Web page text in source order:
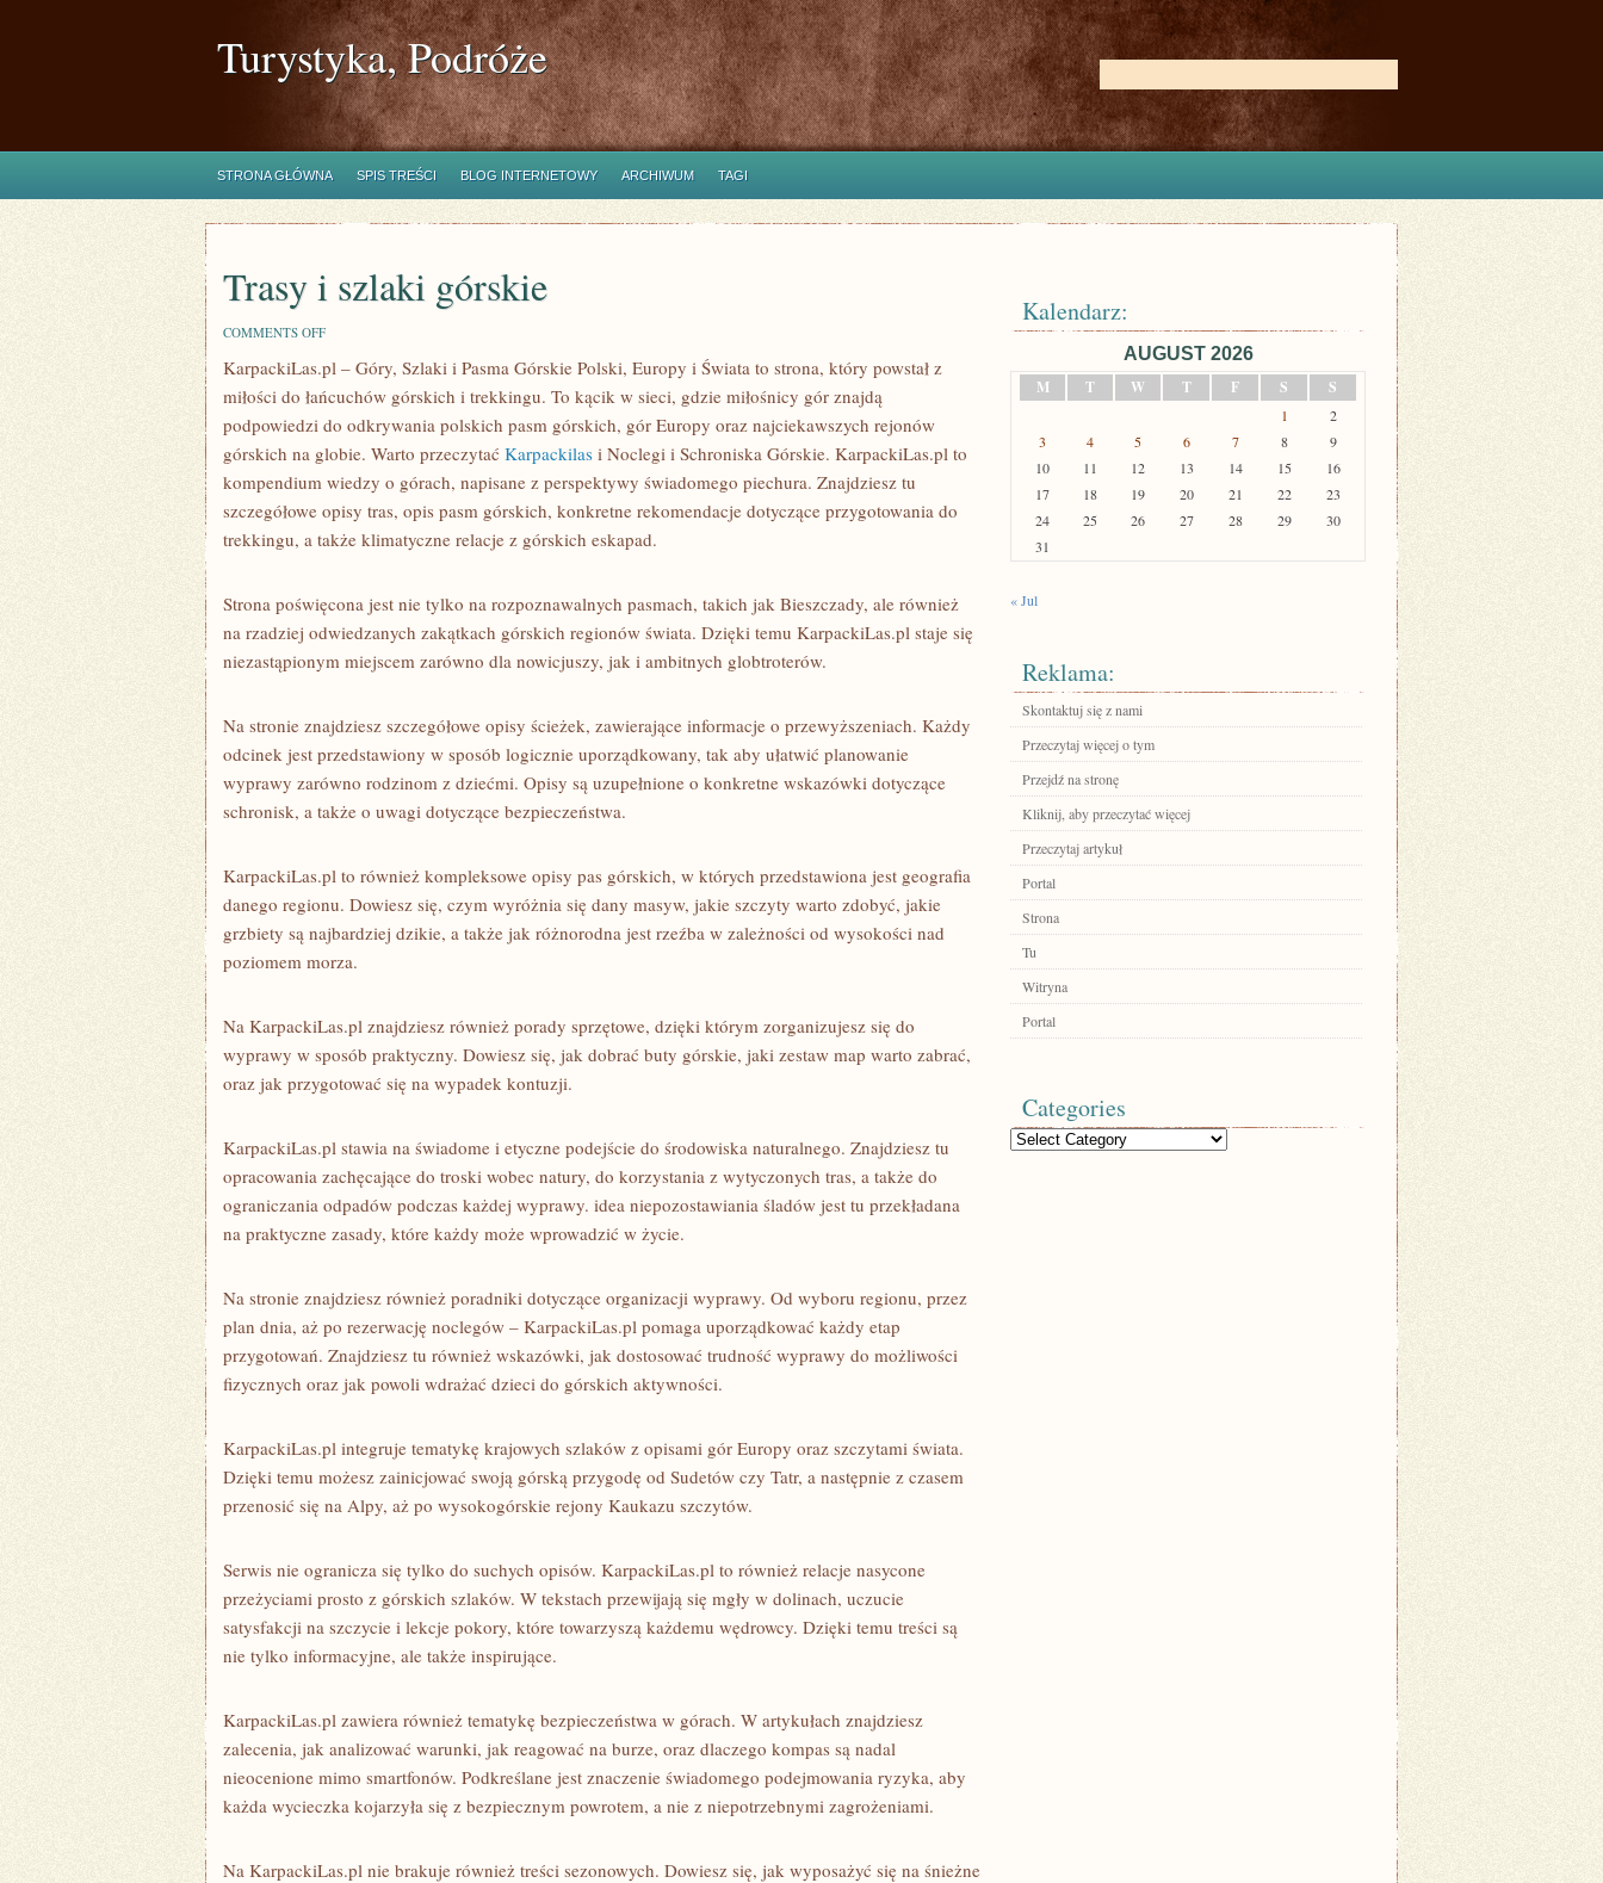
Turystyka, Podróże
STRONA GŁÓWNA SPIS TREŚCI BLOG INTERNETOWY ARCHIWUM TAGI
Trasy i szlaki górskie
COMMENTS OFFON
I
GÓRSKIE
KarpackiLas.pl – Góry, Szlaki i Pasma Górskie Polski, Europy i Świata to strona, który powstał z
miłości do łańcuchów górskich i trekkingu. To kącik w sieci, gdzie miłośnicy gór znajdą
podpowiedzi do odkrywania polskich pasm górskich, gór Europy oraz najciekawszych rejonów
górskich na globie. Warto przeczytać Karpackilas i Noclegi i Schroniska Górskie. KarpackiLas.pl to
kompendium wiedzy o górach, napisane z perspektywy świadomego piechura. Znajdziesz tu
szczegółowe opisy tras, opis pasm górskich, konkretne rekomendacje dotyczące przygotowania do
trekkingu, a także klimatyczne relacje z górskich eskapad.
Strona poświęcona jest nie tylko na rozpoznawalnych pasmach, takich jak Bieszczady, ale również
na rzadziej odwiedzanych zakątkach górskich regionów świata. Dzięki temu KarpackiLas.pl staje się
niezastąpionym miejscem zarówno dla nowicjuszy, jak i ambitnych globtroterów.
Na stronie znajdziesz szczegółowe opisy ścieżek, zawierające informacje o przewyższeniach. Każdy
odcinek jest przedstawiony w sposób logicznie uporządkowany, tak aby ułatwić planowanie
wyprawy zarówno rodzinom z dziećmi. Opisy są uzupełnione o konkretne wskazówki dotyczące
schronisk, a także o uwagi dotyczące bezpieczeństwa.
KarpackiLas.pl to również kompleksowe opisy pas górskich, w których przedstawiona jest geografia
danego regionu. Dowiesz się, czym wyróżnia się dany masyw, jakie szczyty warto zdobyć, jakie
grzbiety są najbardziej dzikie, a także jak różnorodna jest rzeźba w zależności od wysokości nad
poziomem morza.
Na KarpackiLas.pl znajdziesz również porady sprzętowe, dzięki którym zorganizujesz się do
wyprawy w sposób praktyczny. Dowiesz się, jak dobrać buty górskie, jaki zestaw map warto zabrać,
oraz jak przygotować się na wypadek kontuzji.
KarpackiLas.pl stawia na świadome i etyczne podejście do środowiska naturalnego. Znajdziesz tu
opracowania zachęcające do troski wobec natury, do korzystania z wytyczonych tras, a także do
ograniczania odpadów podczas każdej wyprawy. idea niepozostawiania śladów jest tu przekładana
na praktyczne zasady, które każdy może wprowadzić w życie.
Na stronie znajdziesz również poradniki dotyczące organizacji wyprawy. Od wyboru regionu, przez
plan dnia, aż po rezerwację noclegów – KarpackiLas.pl pomaga uporządkować każdy etap
przygotowań. Znajdziesz tu również wskazówki, jak dostosować trudność wyprawy do możliwości
fizycznych oraz jak powoli wdrażać dzieci do górskich aktywności.
KarpackiLas.pl integruje tematykę krajowych szlaków z opisami gór Europy oraz szczytami świata.
Dzięki temu możesz zainicjować swoją górską przygodę od Sudetów czy Tatr, a następnie z czasem
przenosić się na Alpy, aż po wysokogórskie rejony Kaukazu szczytów.
Serwis nie ogranicza się tylko do suchych opisów. KarpackiLas.pl to również relacje nasycone
przeżyciami prosto z górskich szlaków. W tekstach przewijają się mgły w dolinach, uczucie
satysfakcji na szczycie i lekcje pokory, które towarzyszą każdemu wędrowcy. Dzięki temu treści są
nie tylko informacyjne, ale także inspirujące.
KarpackiLas.pl zawiera również tematykę bezpieczeństwa w górach. W artykułach znajdziesz
zalecenia, jak analizować warunki, jak reagować na burze, oraz dlaczego kompas są nadal
nieocenione mimo smartfonów. Podkreślane jest znaczenie świadomego podejmowania ryzyka, aby
każda wycieczka kojarzyła się z bezpiecznym powrotem, a nie z niepotrzebnymi zagrożeniami.
Na KarpackiLas.pl nie brakuje również treści sezonowych. Dowiesz się, jak wyposażyć się na śnieżne
Kalendarz:
AUGUST 2026
M
T W T F S S
1
2
3
4 5 6 7 8
9
10
11 12 13 14 15
16
17
18 19 20 21 22
23
24
25 26 27 28 29
30
31
« Jul
Reklama:
Skontaktuj się z nami
Przeczytaj więcej o tym
Przejdź na stronę
Kliknij, aby przeczytać więcej
Przeczytaj artykuł
Portal
Strona
Tu
Witryna
Portal
Categories
Categories